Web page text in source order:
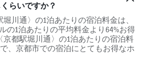
らいですか？
川通〉の1泊あたりの宿泊料金は、
の1泊あたりの平均料金より64%お得
京都駅堀川通〉の1泊あたりの宿泊料
、京都市での宿泊にとてもお得なホ